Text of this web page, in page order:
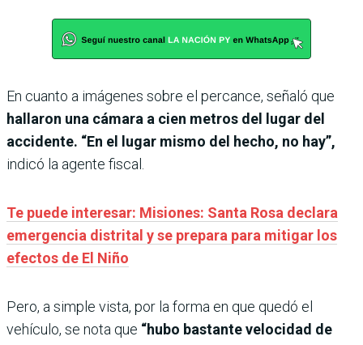
En cuanto a imágenes sobre el percance, señaló que
hallaron una cámara a cien metros del lugar del
accidente. “En el lugar mismo del hecho, no hay”,
indicó la agente fiscal.
Te puede interesar: Misiones: Santa Rosa declara
emergencia distrital y se prepara para mitigar los
efectos de El Niño
Pero, a simple vista, por la forma en que quedó el
vehículo, se nota que “hubo bastante velocidad de